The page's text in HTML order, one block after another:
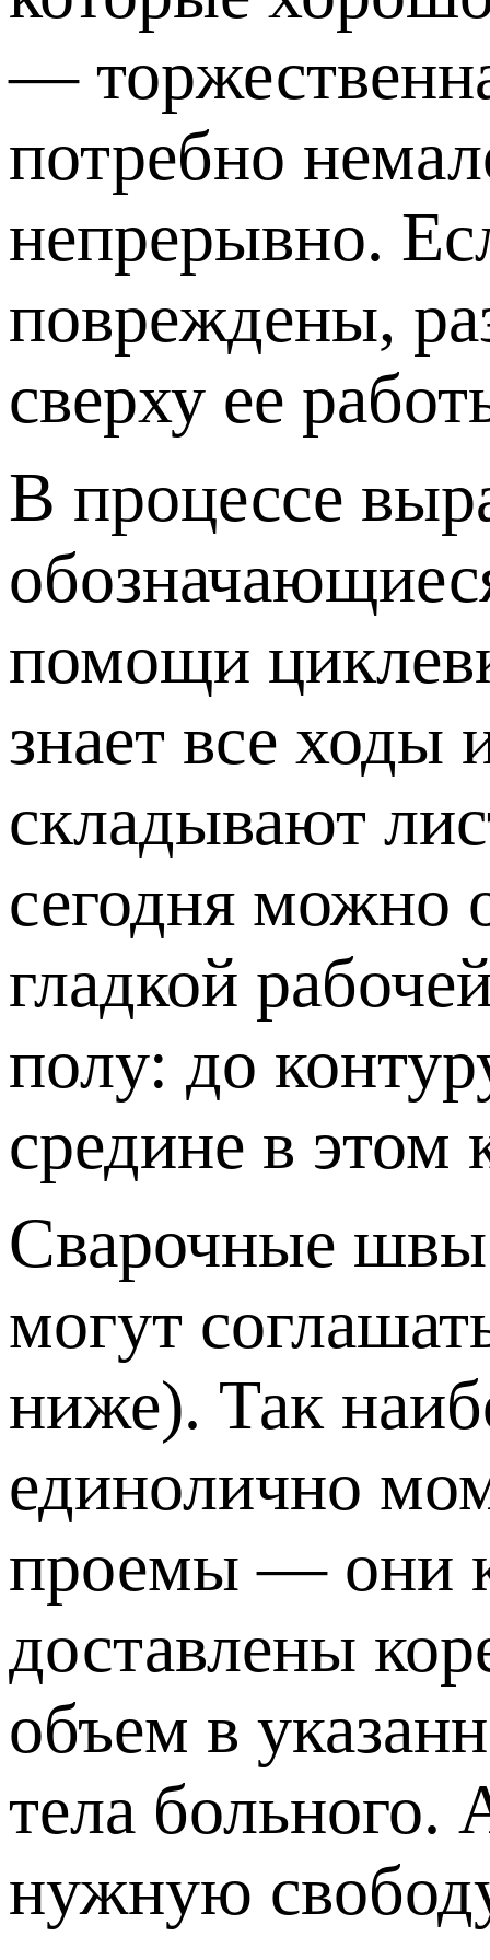
—
потребно
непрерывно.
повреждены,
сверху ее
В процессе
помощи
знает все ходы
складывают
сегодня можно
гладкой
полу: до
средине в этом
Сварочные швы
могут
ниже). Так
единолично
проемы — они
доставлены
объем в
тела
нужную